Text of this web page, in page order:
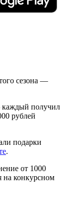
сезона —
каждый получил
рублей
подарки
.
от 1000
на конкурсном